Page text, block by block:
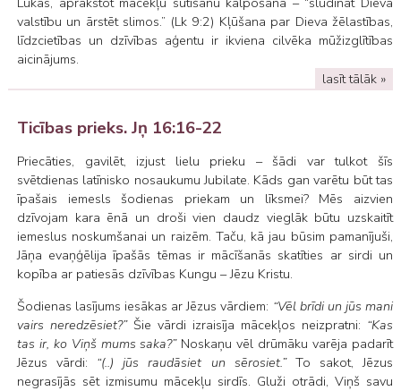
valstību un ārstēt slimos.” (Lk 9:2) Kļūšana par Dieva žēlastības,
līdzcietības un dzīvības aģentu ir ikviena cilvēka mūžizglītības
aicinājums.
lasīt tālāk »
Ticības prieks. Jņ 16:16-22
Priecāties, gavilēt, izjust lielu prieku – šādi var tulkot šīs
svētdienas latīnisko nosaukumu Jubilate. Kāds gan varētu būt tas
īpašais iemesls šodienas priekam un līksmei? Mēs aizvien
dzīvojam kara ēnā un droši vien daudz vieglāk būtu uzskaitīt
iemeslus noskumšanai un raizēm. Taču, kā jau būsim pamanījuši,
Jāņa evaņģēlija īpašās tēmas ir mācīšanās skatīties ar sirdi un
kopība ar patiesās dzīvības Kungu – Jēzu Kristu.
Šodienas lasījums iesākas ar Jēzus vārdiem: “Vēl brīdi un jūs mani
vairs neredzēsiet?”Šie vārdi izraisīja mācekļos neizpratni: “Kas
tas ir, ko Viņš mums saka?”Noskaņu vēl drūmāku varēja padarīt
Jēzus vārdi: “(..) jūs raudāsiet un sērosiet.”To sakot, Jēzus
negrasījās sēt izmisumu mācekļu sirdīs. Gluži otrādi, Viņš savu